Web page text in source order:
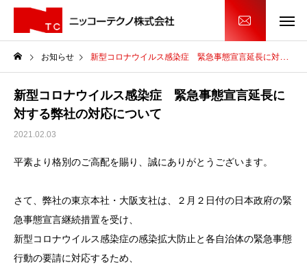
お知らせ 新型コロナウイルス感染症 緊急事態宣言延長に対する弊社の対応について
新型コロナウイルス感染症 緊急事態宣言延長に
対する弊社の対応について
2021.02.03
平素より格別のご高配を賜り、誠にありがとうございます。
さて、弊社の東京本社・大阪支社は、２月２日付の日本政府の緊
急事態宣言継続措置を受け、
新型コロナウイルス感染症の感染拡大防止と各自治体の緊急事態
行動の要請に対応するため、